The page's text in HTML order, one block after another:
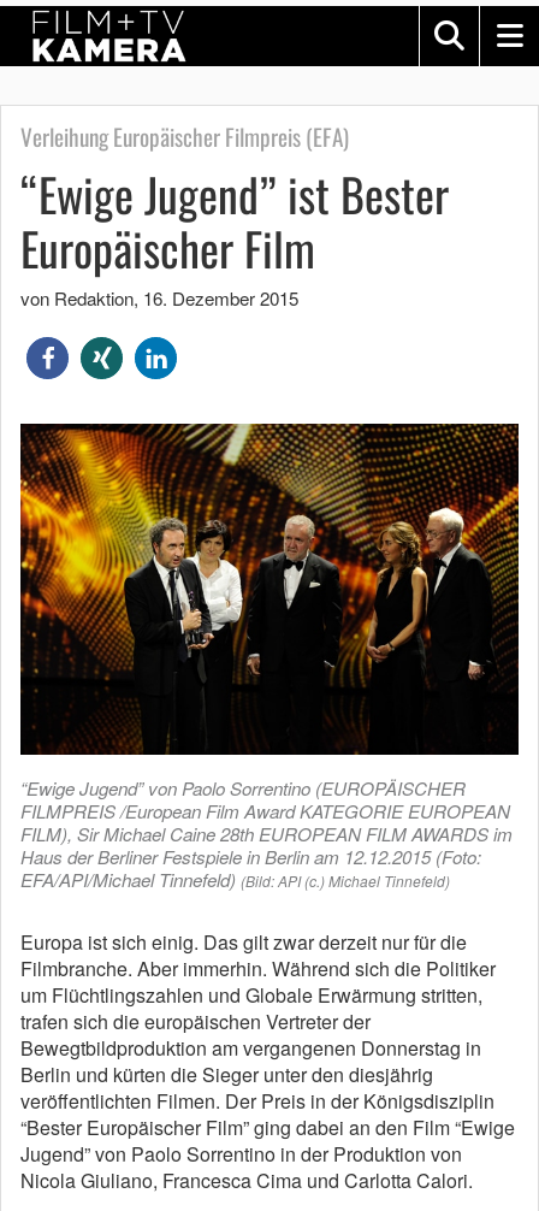
Verleihung Europäischer Filmpreis (EFA)
“Ewige Jugend” ist Bester
Europäischer Film
von Redaktion, 16. Dezember 2015
“Ewige Jugend” von Paolo Sorrentino (EUROPÄISCHER
FILMPREIS /European Film Award KATEGORIE EUROPEAN
FILM), Sir Michael Caine 28th EUROPEAN FILM AWARDS im
Haus der Berliner Festspiele in Berlin am 12.12.2015 (Foto:
EFA/API/Michael Tinnefeld) (Bild: API (c.) Michael Tinnefeld)
Europa ist sich einig. Das gilt zwar derzeit nur für die
Filmbranche. Aber immerhin. Während sich die Politiker
um Flüchtlingszahlen und Globale Erwärmung stritten,
trafen sich die europäischen Vertreter der
Bewegtbildproduktion am vergangenen Donnerstag in
Berlin und kürten die Sieger unter den diesjährig
veröffentlichten Filmen. Der Preis in der Königsdisziplin
“Bester Europäischer Film” ging dabei an den Film “Ewige
Jugend” von Paolo Sorrentino in der Produktion von
Nicola Giuliano, Francesca Cima und Carlotta Calori.